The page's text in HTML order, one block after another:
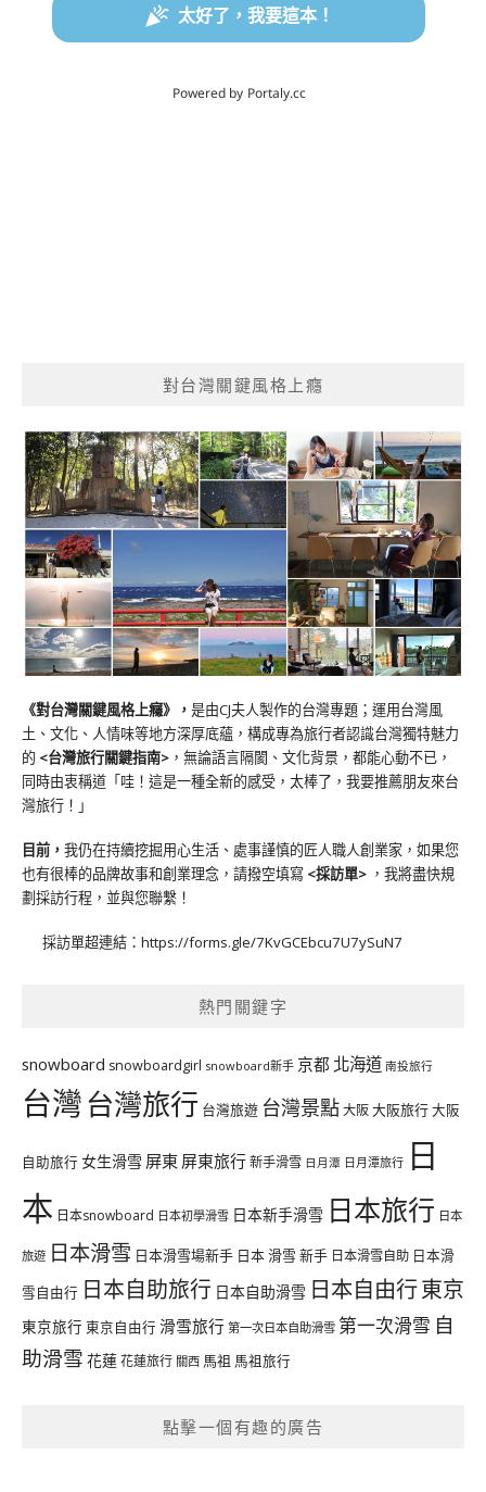
對台灣關鍵風格上癮
《對台灣關鍵風格上癮》 ， 是由CJ夫人製作的台灣專題；運用台灣風
土、文化、人情味等地方深厚底蘊，構成專為旅行者認識台灣獨特魅力
的 <台灣旅行關鍵指南> ，無論語言隔閡、文化背景，都能心動不已，
同時由衷稱道「哇！這是一種全新的感受，太棒了，我要推薦朋友來台
灣旅行！」
目前， 我仍在持續挖掘用心生活、處事謹慎的匠人職人創業家，如果您
也有很棒的品牌故事和創業理念，請撥空填寫 <採訪單> ，我將盡快規
劃採訪行程，並與您聯繫！
採訪單超連結： https://forms.gle/7KvGCEbcu7U7ySuN7
熱門關鍵字
snowboard snowboardgirl snowboard新手 京都 北海道 南投旅行
台灣台灣旅行 台灣旅遊 台灣景點大阪大阪旅行大阪
自助旅行 女生滑雪 屏東 屏東旅行新手滑雪 日月潭 日月潭旅行 日
本 日本snowboard 日本初學滑雪 日本新手滑雪 日本旅行 日本
旅遊 日本滑雪 日本滑雪場新手 日本 滑雪 新手 日本滑雪自助 日本滑
雪自由行 日本自助旅行 日本自助滑雪 日本自由行東京
東京旅行 東京自由行 滑雪旅行 第一次日本自助滑雪 第一次滑雪 自
助滑雪 花蓮花蓮旅行 關西 馬祖 馬祖旅行
點擊一個有趣的廣告